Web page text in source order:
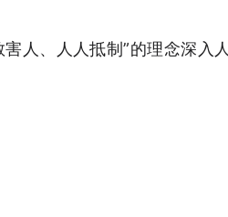
人、人人抵制”的理念深入人